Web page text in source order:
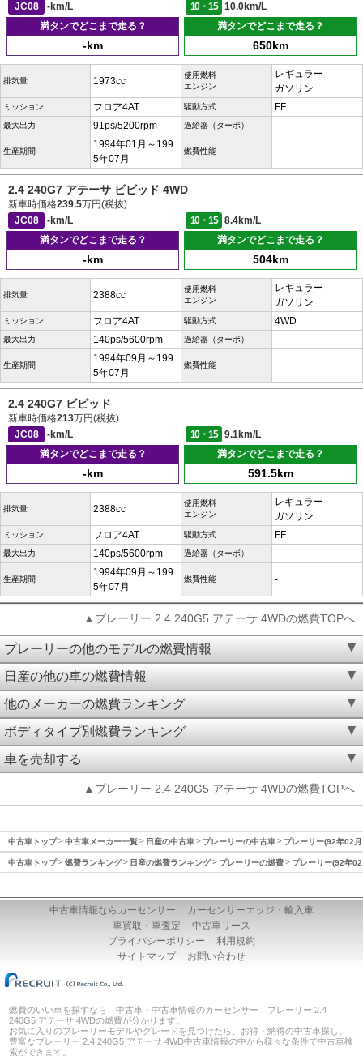
JC08
-km/L 10・15
10.0km/L
満タンでどこまで走る？
-km
満タンでどこまで走る？
650km
排気量 1973cc
使用燃料
エンジン
レギュラー
ガソリン
ミッション フロア4AT 駆動方式 FF
最大出力 91ps/5200rpm 過給器（ターボ） -
生産期間
1994年01月～199
5年07月
燃費性能 -
2.4 240G7 アテーサ ビビッド 4WD
新車時価格239.5万円(税抜)
JC08
-km/L 10・15
8.4km/L
満タンでどこまで走る？
-km
満タンでどこまで走る？
504km
排気量 2388cc
使用燃料
エンジン
レギュラー
ガソリン
ミッション フロア4AT 駆動方式 4WD
最大出力 140ps/5600rpm 過給器（ターボ） -
生産期間
1994年09月～199
5年07月
燃費性能 -
2.4 240G7 ビビッド
新車時価格213万円(税抜)
JC08
-km/L 10・15
9.1km/L
満タンでどこまで走る？
-km
満タンでどこまで走る？
591.5km
排気量 2388cc
使用燃料
エンジン
レギュラー
ガソリン
ミッション フロア4AT 駆動方式 FF
最大出力 140ps/5600rpm 過給器（ターボ） -
生産期間
1994年09月～199
5年07月
燃費性能 -
▲プレーリー 2.4 240G5 アテーサ 4WDの燃費TOPへ
プレーリーの他のモデルの燃費情報
日産の他の車の燃費情報
他のメーカーの燃費ランキング
ボディタイプ別燃費ランキング
車を売却する
▲プレーリー 2.4 240G5 アテーサ 4WDの燃費TOPへ
中古車トップ 中古車メーカー一覧 日産の中古車 プレーリーの中古車 プレーリー(92年02
中古車トップ 燃費ランキング 日産の燃費ランキング プレーリーの燃費 プレーリー(92年
中古車情報ならカーセンサー
カーセンサーエッジ・輸入車
車買取・車査定
中古車リース
プライバシーポリシー
利用規約
サイトマップ
お問い合わせ
燃費のいい車を探すなら、中古車・中古車情報のカーセンサー！プレーリー 2.4
240G5 アテーサ 4WDの燃費が分かります。
お気に入りのプレーリーモデルやグレードを見つけたら、お得・納得の中古車探し。
豊富なプレーリー 2.4 240G5 アテーサ 4WD中古車情報の中から様々な条件で中古車検
索ができます。